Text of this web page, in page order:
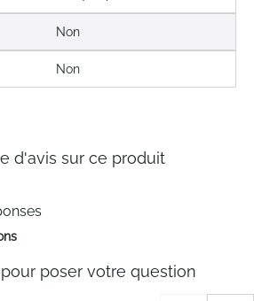
Non
Non
d'avis sur ce produit
poser votre question